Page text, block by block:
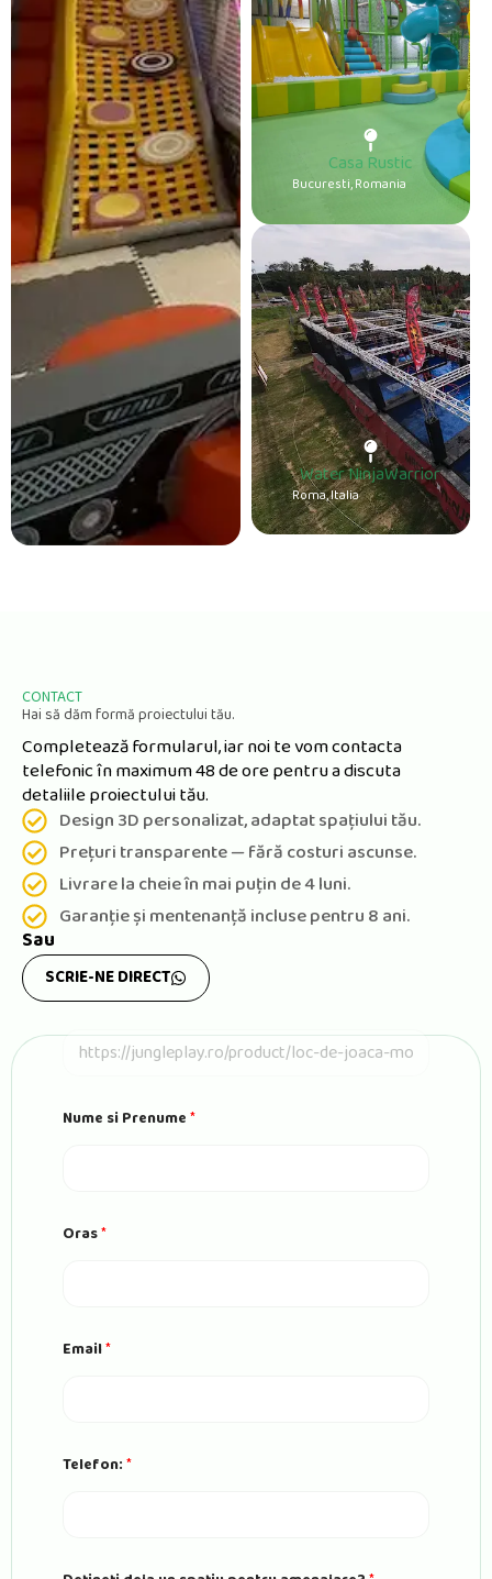
Casa Rustic
Bucuresti, Romania
Water NinjaWarrior
Roma, Italia
CONTACT
Hai să dăm formă proiectului tău.
Completează formularul, iar noi te vom contacta
telefonic în maximum 48 de ore pentru a discuta
detaliile proiectului tău.
Design 3D personalizat, adaptat spațiului tău.
Prețuri transparente — fără costuri ascunse.
Livrare la cheie în mai puțin de 4 luni.
Garanție și mentenanță incluse pentru 8 ani.
Sau
SCRIE-NE DIRECT
P
U
R
Nume si Prenume*
Oras*
Email*
Telefon:*